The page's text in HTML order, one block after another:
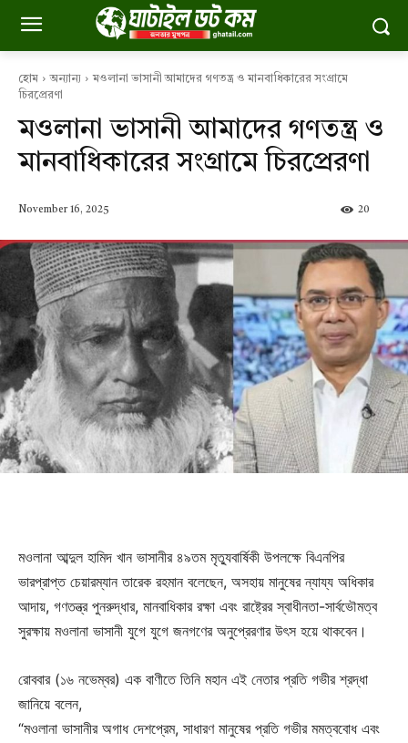
হোম অন্যান্য
মওলানা ভাসানী আমাদের গণতন্ত্র ও মানবাধিকারের সংগ্রামে
চিরপ্রেরণা
মওলানা ভাসানী আমাদের গণতন্ত্র ও
মানবাধিকারের সংগ্রামে চিরপ্রেরণা
November 16, 2025 20
মওলানা আব্দুল হামিদ খান ভাসানীর ৪৯তম মৃত্যুবার্ষিকী উপলক্ষে বিএনপির
ভারপ্রাপ্ত চেয়ারম্যান তারেক রহমান বলেছেন, অসহায় মানুষের ন্যায্য অধিকার
আদায়, গণতন্ত্র পুনরুদ্ধার, মানবাধিকার রক্ষা এবং রাষ্ট্রের স্বাধীনতা-সার্বভৌমত্ব
সুরক্ষায় মওলানা ভাসানী যুগে যুগে জনগণের অনুপ্রেরণার উৎস হয়ে থাকবেন।
রোববার (১৬ নভেম্বর) এক বাণীতে তিনি মহান এই নেতার প্রতি গভীর শ্রদ্ধা
জানিয়ে বলেন,
“মওলানা ভাসানীর অগাধ দেশপ্রেম, সাধারণ মানুষের প্রতি গভীর মমত্ববোধ এবং